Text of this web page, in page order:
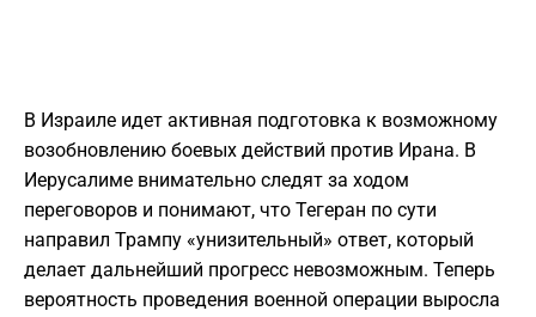
В Израиле идет активная подготовка к возможному
возобновлению боевых действий против Ирана. В
Иерусалиме внимательно следят за ходом
переговоров и понимают, что Тегеран по сути
направил Трампу «унизительный» ответ, который
делает дальнейший прогресс невозможным. Теперь
вероятность проведения военной операции выросла